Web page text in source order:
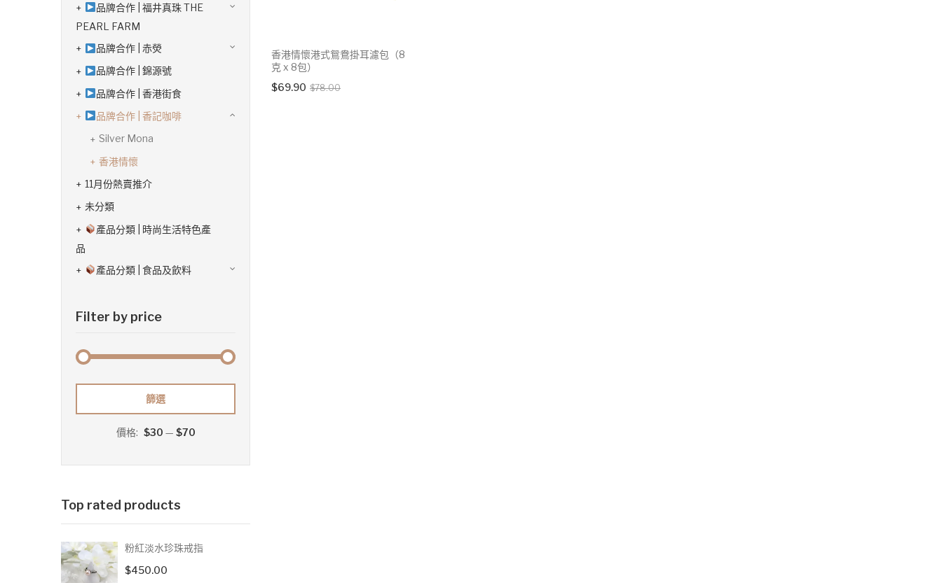
香港情懷港式鴛鴦掛耳濾包（8
克 x 8包）
$78.00Original
$69.90
Current
品牌合作 | 福井真珠 THE
PEARL FARM
品牌合作 | 赤熒
品牌合作 | 錦源號
品牌合作 | 香港街食
品牌合作 | 香記咖啡
Silver Mona
香港情懷
11月份熱賣推介
未分類
產品分類 | 時尚生活特色產
品
產品分類 | 食品及飲料
Filter by price
低
格
高
格
篩選
價格: $30 — $70
Top rated products
粉紅淡水珍珠戒指
$450.00